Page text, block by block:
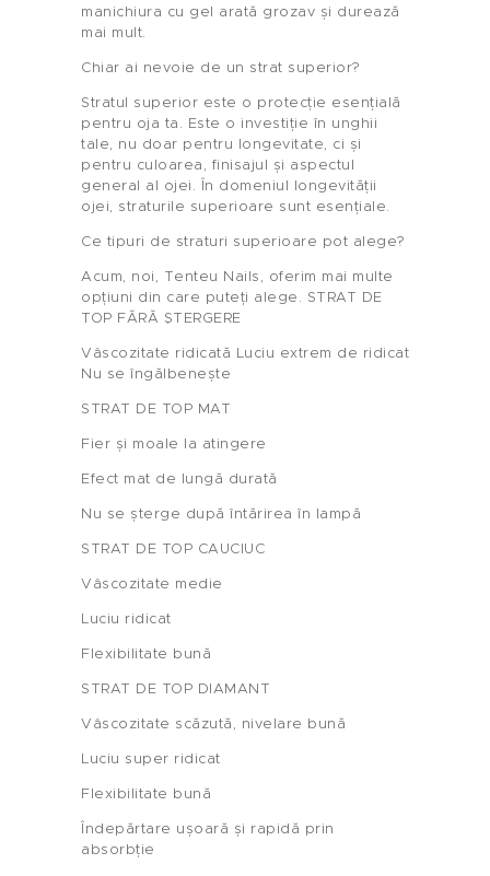
manichiura cu gel arată grozav și durează
mai mult.
Chiar ai nevoie de un strat superior?
Stratul superior este o protecție esențială
pentru oja ta. Este o investiție în unghii
tale, nu doar pentru longevitate, ci și
pentru culoarea, finisajul și aspectul
general al ojei. În domeniul longevității
ojei, straturile superioare sunt esențiale.
Ce tipuri de straturi superioare pot alege?
Acum, noi, Tenteu Nails, oferim mai multe
opțiuni din care puteți alege. STRAT DE
TOP FĂRĂ ȘTERGERE
Vâscozitate ridicată Luciu extrem de ridicat
Nu se îngălbenește
STRAT DE TOP MAT
Fier și moale la atingere
Efect mat de lungă durată
Nu se șterge după întărirea în lampă
STRAT DE TOP CAUCIUC
Vâscozitate medie
Luciu ridicat
Flexibilitate bună
STRAT DE TOP DIAMANT
Vâscozitate scăzută, nivelare bună
Luciu super ridicat
Flexibilitate bună
Îndepărtare ușoară și rapidă prin
absorbție